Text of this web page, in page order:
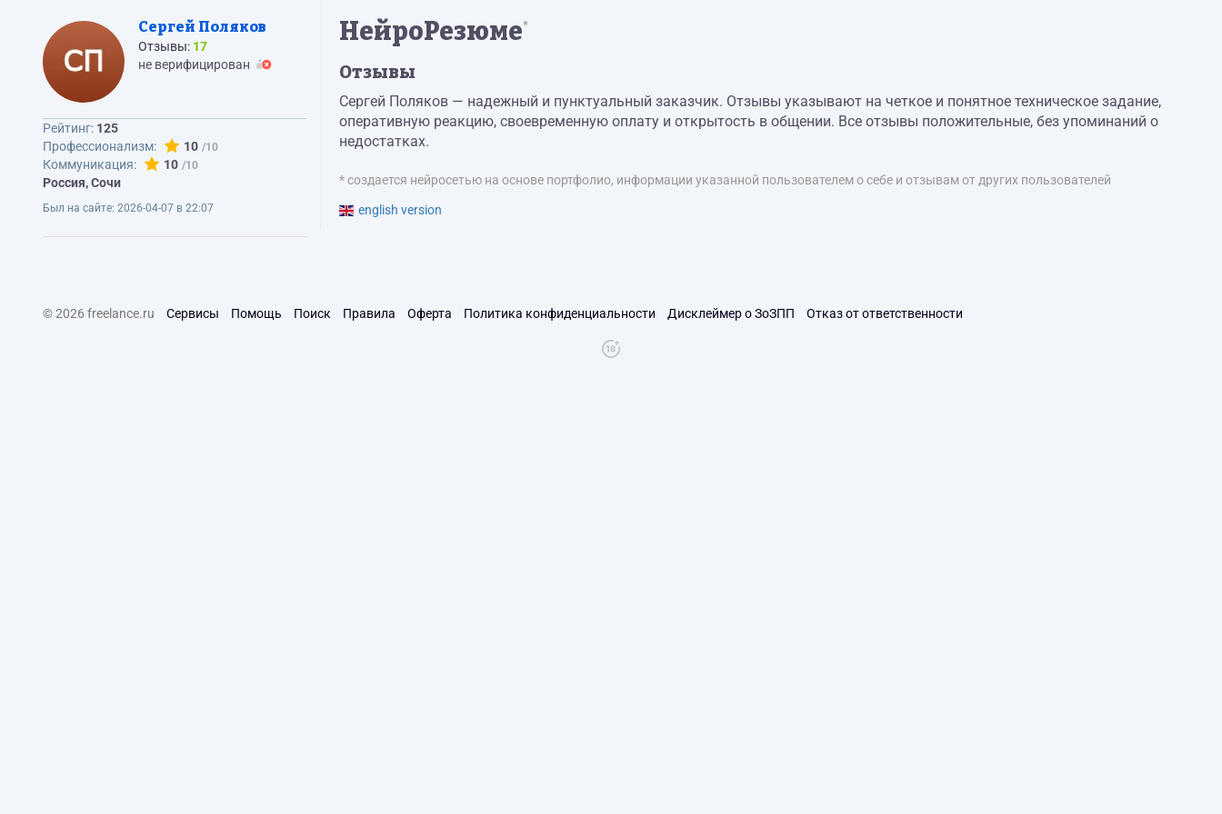
Сергей Поляков
Отзывы: 17
не верифицирован
Рейтинг: 125
Профессионализм:
10
Коммуникация:
10
Россия, Сочи
Был на сайте: 2026-04-07 в 22:07
НейроРезюме*
Отзывы
Сергей Поляков — надежный и пунктуальный заказчик. Отзывы указывают на четкое и понятное техническое задание,
оперативную реакцию, своевременную оплату и открытость в общении. Все отзывы положительные, без упоминаний о
недостатках.
* создается нейросетью на основе портфолио, информации указанной пользователем о себе и отзывам от других пользователей
english version
© 2026 freelance.ru Сервисы Помощь Поиск Правила Оферта Политика конфиденциальности Дисклеймер о ЗоЗПП Отказ от ответственности